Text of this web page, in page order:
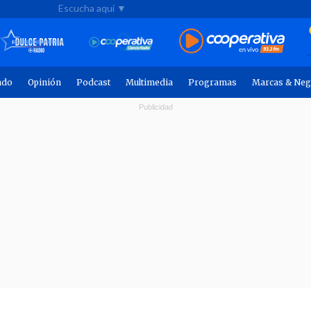
Escucha aquí ▼
Opinión Podcast Multimedia Programas Marcas &